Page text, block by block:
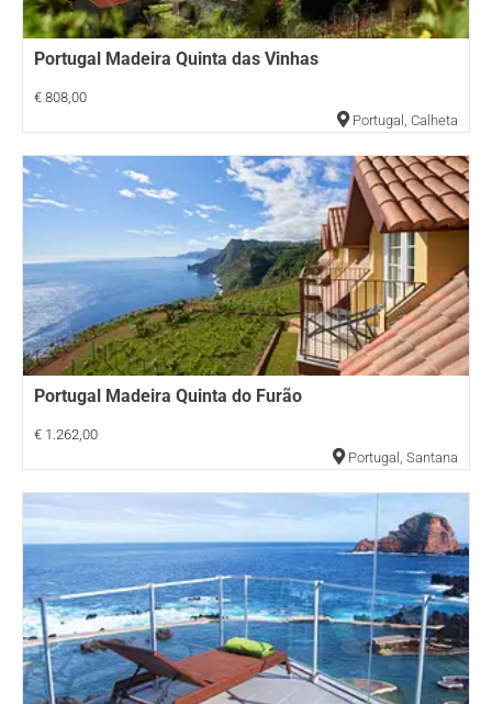
Portugal Madeira Quinta das Vinhas
€ 808,00
Portugal , Calheta
Portugal Madeira Quinta do Furão
€ 1.262,00
Portugal , Santana